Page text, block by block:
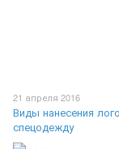
21 апреля 2016
Виды нанесения
спецодежду